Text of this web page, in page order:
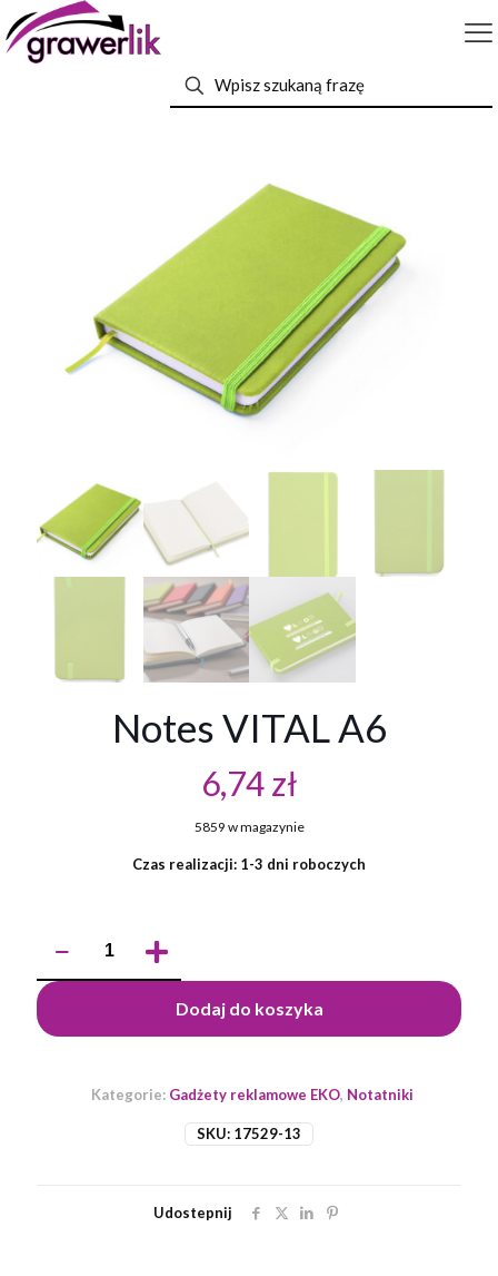
Notes VITAL A6
6,74zł
5859 w magazynie
Czas realizacji: 1-3 dni roboczych
Notes
VITAL
A6
Dodaj do koszyka
SKU: 17529-13
Kategorie: Gadżety reklamowe EKO, Notatniki
Udostepnij